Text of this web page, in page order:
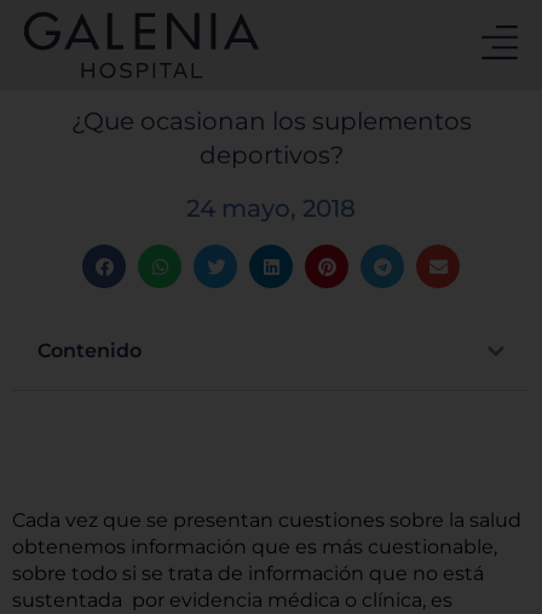
contenido
¿Que ocasionan los suplementos
deportivos?
24 mayo, 2018
Contenido
Cada vez que se presentan cuestiones sobre la salud
obtenemos información que es más cuestionable,
sobre todo si se trata de información que no está
sustentada por evidencia médica o clínica, es